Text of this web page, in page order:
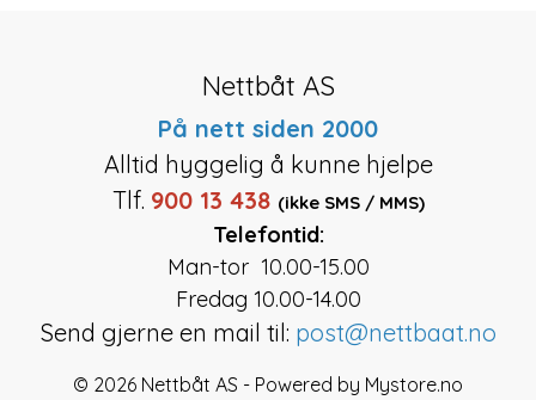
Nettbåt AS
På nett siden 2000
Alltid hyggelig å kunne hjelpe
Tlf. 900 13 438 (ikke SMS / MMS)
Telefontid:
Man-tor 10.00-15.00
Fredag 10.00-14.00
Send gjerne en mail til: post@nettbaat.no
© 2026 Nettbåt AS - Powered by Mystore.no